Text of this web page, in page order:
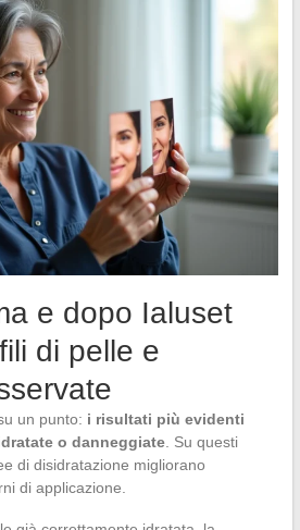
e dopo Ialuset
di pelle e
un punto: i risultati più evidenti
o danneggiate. Su questi
di disidratazione migliorano
di applicazione.